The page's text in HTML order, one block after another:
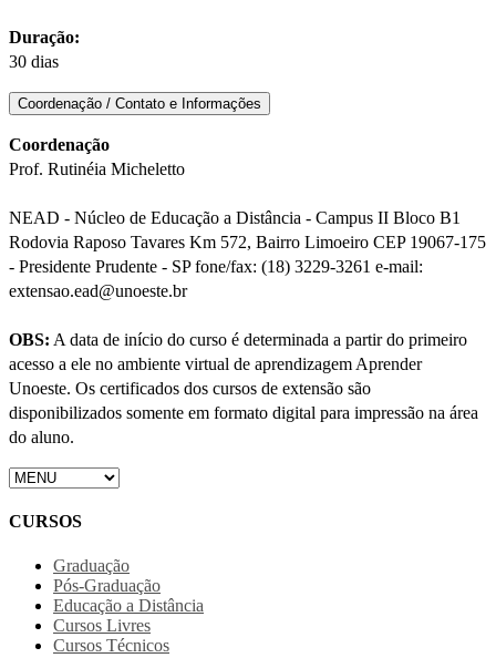
Duração:
30 dias
Coordenação / Contato e Informações
Coordenação
Prof. Rutinéia Micheletto
NEAD - Núcleo de Educação a Distância - Campus II Bloco B1
Rodovia Raposo Tavares Km 572, Bairro Limoeiro CEP 19067-175
- Presidente Prudente - SP fone/fax: (18) 3229-3261 e-mail:
extensao.ead@unoeste.br
OBS: A data de início do curso é determinada a partir do primeiro
acesso a ele no ambiente virtual de aprendizagem Aprender
Unoeste. Os certificados dos cursos de extensão são
disponibilizados somente em formato digital para impressão na área
do aluno.
CURSOS
Graduação
Pós-Graduação
Educação a Distância
Cursos Livres
Cursos Técnicos